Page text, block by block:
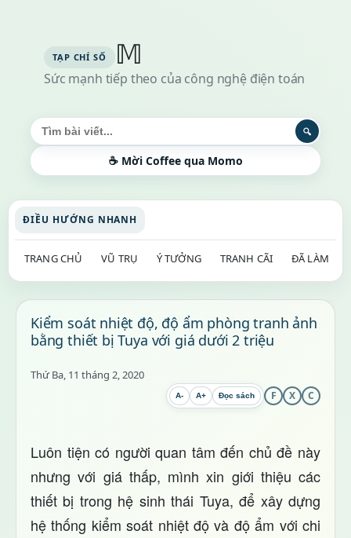
𝕄
Sức mạnh tiếp theo của công nghệ điện toán
Tìm kiếm bài viết 🔍
☕ Mời Coffee qua Momo
ĐIỀU HƯỚNG NHANH
TRANG CHỦ VŨ TRỤ Ý TƯỞNG TRANH CÃI ĐÃ LÀM
Kiểm soát nhiệt độ, độ ẩm phòng tranh ảnh
bằng thiết bị Tuya với giá dưới 2 triệu
Thứ Ba, 11 tháng 2, 2020
A- A+ Đọc sách F X C
Luôn tiện có người quan tâm đến chủ đề này
nhưng với giá thấp, mình xin giới thiệu các
thiết bị trong hệ sinh thái Tuya, để xây dựng
hệ thống kiểm soát nhiệt độ và độ ẩm với chi